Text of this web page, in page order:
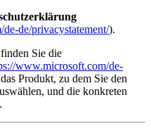
de/privacystatement/).
Sie die
www.microsoft.com/de-
Produkt, zu dem Sie den
und die konkreten